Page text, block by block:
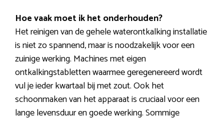
Hoe vaak moet ik het onderhouden?
Het reinigen van de gehele waterontkalking installatie
is niet zo spannend, maar is noodzakelijk voor een
zuinige werking. Machines met eigen
ontkalkingstabletten waarmee geregenereerd wordt
vul je ieder kwartaal bij met zout. Ook het
schoonmaken van het apparaat is cruciaal voor een
lange levensduur en goede werking. Sommige